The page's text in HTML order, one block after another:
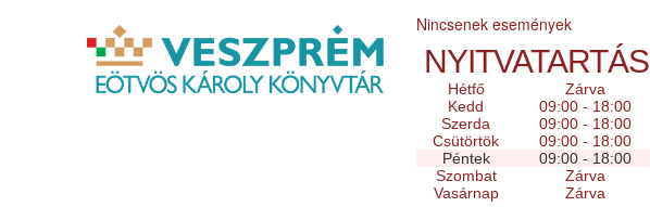
Nincsenek események
NYITVATARTÁS
Hétfő
Zárva
Kedd
09:00 - 18:00
Szerda
09:00 - 18:00
Csütörtök
09:00 - 18:00
Péntek
09:00 - 18:00
Szombat
Zárva
Vasárnap
Zárva